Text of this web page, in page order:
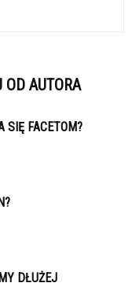
OD AUTORA
SIĘ FACETOM?
DŁUŻEJ